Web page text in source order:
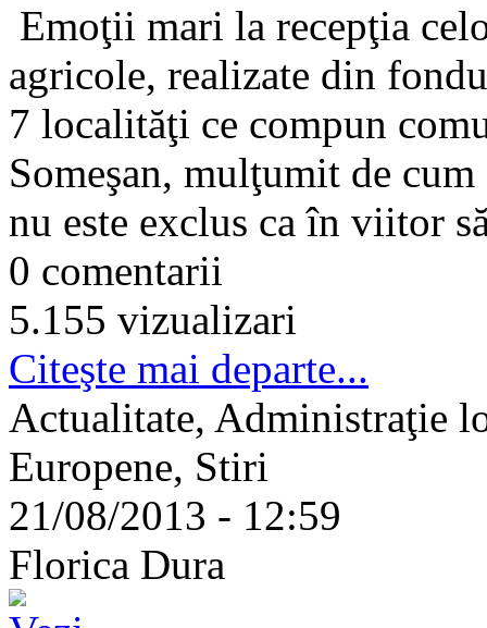
Emoţii mari la recepţia
agricole, realizate din
7 localităţi ce compun
Someşan, mulţumit de
nu este exclus ca în viitor
0 comentarii
5.155 vizualizari
Citeşte mai departe...
Actualitate, Administraţie
Europene, Stiri
21/08/2013 - 12:59
Florica Dura